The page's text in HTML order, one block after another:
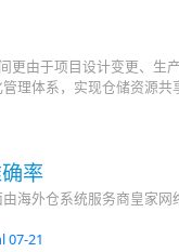
由于项目设计变更、生
理体系，实现仓储资源
率
海外仓系统服务商皇家
07-21